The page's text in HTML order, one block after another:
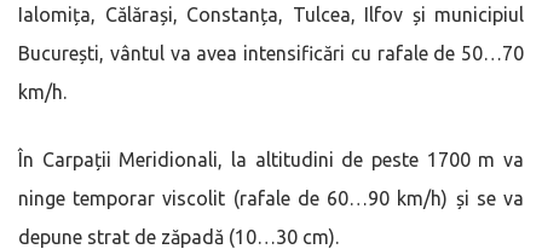
Ialomița, Călărași, Constanța, Tulcea, Ilfov și municipiul
București, vântul va avea intensificări cu rafale de 50…70
km/h.
În Carpații Meridionali, la altitudini de peste 1700 m va
ninge temporar viscolit (rafale de 60…90 km/h) și se va
depune strat de zăpadă (10…30 cm).